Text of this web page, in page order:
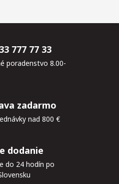
777 77 33
poradenstvo 8.00-
zadarmo
nad 800 €
dodanie
do 24 hodín po